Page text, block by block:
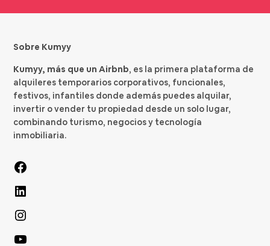
Sobre Kumyy
Kumyy, más que un Airbnb, es la primera plataforma de
alquileres temporarios corporativos, funcionales,
festivos, infantiles donde además puedes alquilar,
invertir o vender tu propiedad desde un solo lugar,
combinando turismo, negocios y tecnología
inmobiliaria.